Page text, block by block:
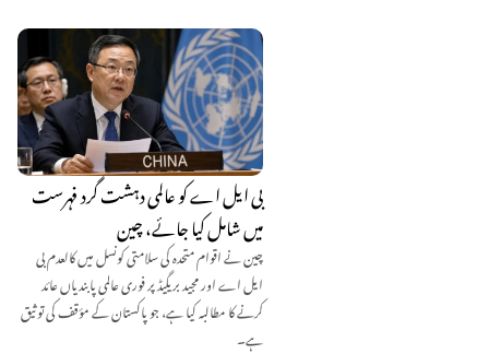
بی ایل اے کو عالمی دہشت گرد فہرست
میں شامل کیا جائے، چین
چین نے اقوام متحدہ کی سلامتی کونسل میں کالعدم بی
ایل اے اور مجید بریگیڈ پر فوری عالمی پابندیاں عائد
کرنے کا مطالبہ کیا ہے، جو پاکستان کے مؤقف کی توثیق
ہے۔